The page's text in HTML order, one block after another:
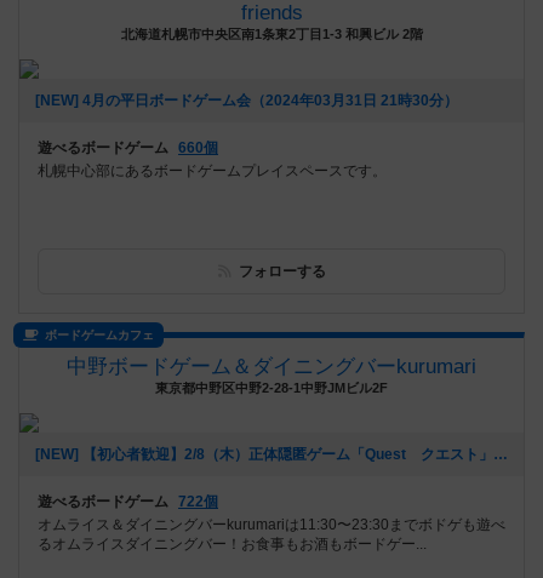
friends
北海道札幌市中央区南1条東2丁目1-3 和興ビル 2階
[NEW] 4月の平日ボードゲーム会（2024年03月31日 21時30分）
遊べるボードゲーム 660個
札幌中心部にあるボードゲームプレイスペースです。
フォローする
ボードゲームカフェ
中野ボードゲーム＆ダイニングバーkurumari
東京都中野区中野2-28-1中野JMビル2F
[NEW] 【初心者歓迎】2/8（木）正体隠匿ゲーム「Quest クエスト」をやろう！苦手でも一緒に楽しめます！（2024年02月07日 20時06分）
遊べるボードゲーム 722個
オムライス＆ダイニングバーkurumariは11:30〜23:30までボドゲも遊べ
るオムライスダイニングバー！お食事もお酒もボードゲー...